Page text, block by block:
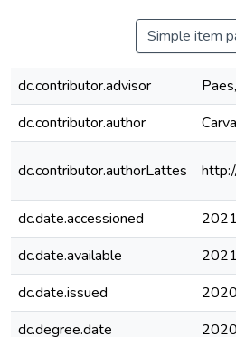
Simple item
dc.contributor.advisor
dc.contributor.author
dc.contributor.authorLattes
dc.date.accessioned
dc.date.available
dc.date.issued
dc.degree.date